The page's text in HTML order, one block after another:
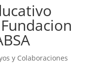
y Colaboraciones